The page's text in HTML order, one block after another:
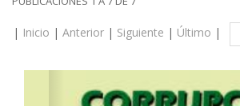
| Inicio | Anterior | Siguiente | Último |